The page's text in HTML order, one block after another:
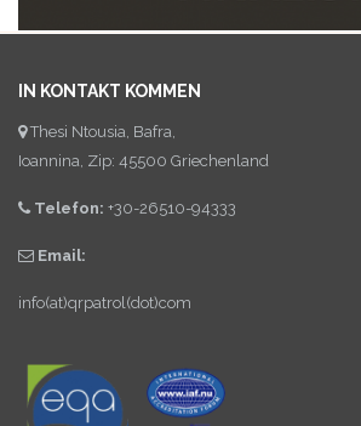
IN KONTAKT KOMMEN
Thesi Ntousia, Bafra,
Ioannina, Zip: 45500 Griechenland
Telefon: +30-26510-94333
Email:
info(at)qrpatrol(dot)com